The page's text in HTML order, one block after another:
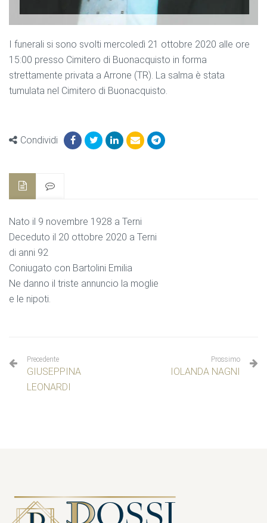
I funerali si sono svolti mercoledì 21 ottobre 2020 alle ore
15:00 presso Cimitero di Buonacquisto in forma
strettamente privata a Arrone (TR). La salma è stata
tumulata nel Cimitero di Buonacquisto.
Condividi
Nato il 9 novembre 1928 a Terni
Deceduto il 20 ottobre 2020 a Terni
di anni 92
Coniugato con Bartolini Emilia
Ne danno il triste annuncio la moglie
e le nipoti.
Precedente
GIUSEPPINA
LEONARDI
Prossimo
IOLANDA NAGNI